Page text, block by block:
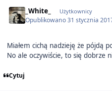
_White_ Użytkownicy
Opublikowano31 stycznia
Miałem cichą nadzieję że pójdą
No ale oczywiście, to się dobrze
Cytuj